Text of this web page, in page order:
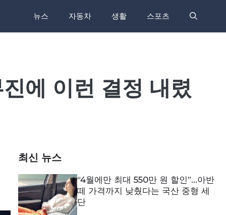
뉴스 자동차 생활 스포츠
에 이런 결정 내렸
최신 뉴스
“4월에만 최대 550만 원 할인”…아반
떼 가격까지 낮췄다는 국산 중형 세
단